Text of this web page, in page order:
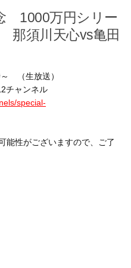
1000万円シリー
須川天心vs亀田
（生放送）
チャンネル
special-
能性がございますので、ご了